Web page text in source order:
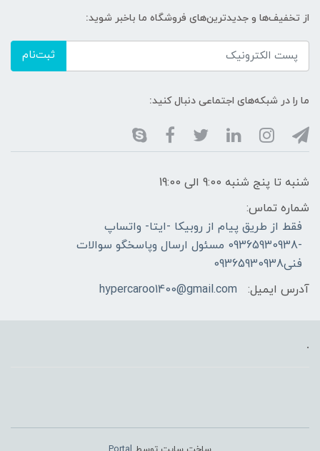
از تخفیف‌ها و جدیدترین‌های فروشگاه ما باخبر شوید:
ثبت‌نام
ما را در شبکه‌های اجتماعی دنبال کنید:
شنبه تا پنج شنبه 9:00 الی 19:00
شماره تماس:
فقط از طریق پیام از روبیکا -ایتا- واتساپ
-09365930938 مسئول ارسال وپاسخگو سوالات
فنی09365930938
آدرس ایمیل:
hypercaroo1400@gmail.com
.